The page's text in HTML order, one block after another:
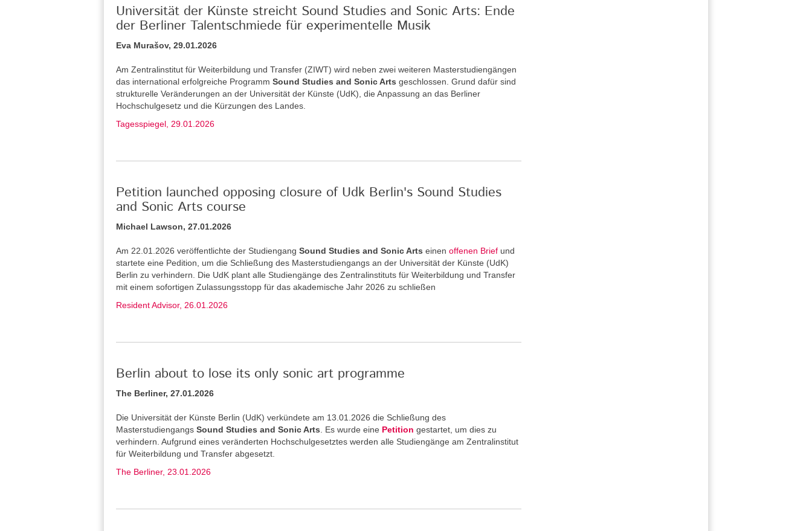
Universität der Künste streicht Sound Studies and Sonic Arts: Ende
der Berliner Talentschmiede für experimentelle Musik
Eva Murašov, 29.01.2026
Am Zentralinstitut für Weiterbildung und Transfer (ZIWT) wird neben zwei weiteren Masterstudiengängen
das international erfolgreiche Programm Sound Studies and Sonic Arts geschlossen. Grund dafür sind
strukturelle Veränderungen an der Universität der Künste (UdK), die Anpassung an das Berliner
Hochschulgesetz und die Kürzungen des Landes.
Tagesspiegel, 29.01.2026
Petition launched opposing closure of Udk Berlin's Sound Studies
and Sonic Arts course
Michael Lawson, 27.01.2026
Am 22.01.2026 veröffentlichte der Studiengang Sound Studies and Sonic Arts einen offenen Brief und
startete eine Pedition, um die Schließung des Masterstudiengangs an der Universität der Künste (UdK)
Berlin zu verhindern. Die UdK plant alle Studiengänge des Zentralinstituts für Weiterbildung und Transfer
mit einem sofortigen Zulassungsstopp für das akademische Jahr 2026 zu schließen
Resident Advisor, 26.01.2026
Berlin about to lose its only sonic art programme
The Berliner, 27.01.2026
Die Universität der Künste Berlin (UdK) verkündete am 13.01.2026 die Schließung des
Masterstudiengangs Sound Studies and Sonic Arts . Es wurde eine Petition gestartet, um dies zu
verhindern. Aufgrund eines veränderten Hochschulgesetztes werden alle Studiengänge am Zentralinstitut
für Weiterbildung und Transfer abgesetzt.
The Berliner, 23.01.2026